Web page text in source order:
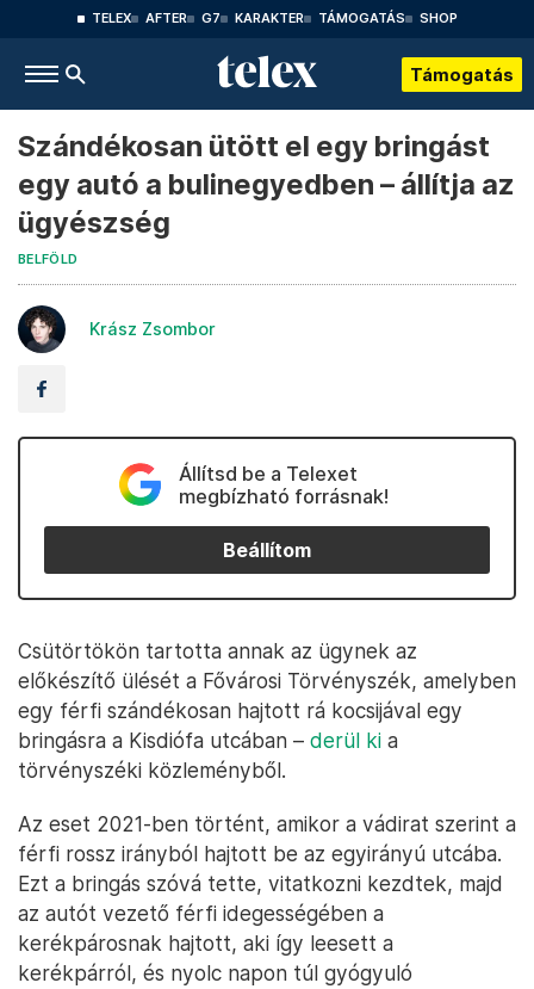
TELEX AFTER G7 KARAKTER TÁMOGATÁS SHOP
Támogatás
Szándékosan ütött el egy bringást
egy autó a bulinegyedben – állítja az
ügyészség
BELFÖLD
Krász Zsombor
Állítsd be a Telexet
megbízható forrásnak!
Beállítom
Csütörtökön tartotta annak az ügynek az
előkészítő ülését a Fővárosi Törvényszék, amelyben
egy férfi szándékosan hajtott rá kocsijával egy
bringásra a Kisdiófa utcában – derül ki a
törvényszéki közleményből.
Az eset 2021-ben történt, amikor a vádirat szerint a
férfi rossz irányból hajtott be az egyirányú utcába.
Ezt a bringás szóvá tette, vitatkozni kezdtek, majd
az autót vezető férfi idegességében a
kerékpárosnak hajtott, aki így leesett a
kerékpárról, és nyolc napon túl gyógyuló